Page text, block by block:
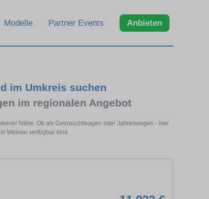
Modelle Partner Events Anbieten
im Umkreis suchen
im regionalen Angebot
Nähe. Ob als Gebrauchtwagen oder Jahreswagen - hier
Weimar verfügbar sind.